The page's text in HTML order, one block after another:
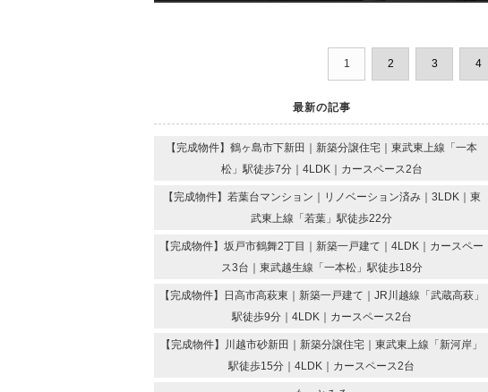
1 2 3 4
最新の記事
【完成物件】鶴ヶ島市下新田｜新築分譲住宅｜東武東上線「一本
松」駅徒歩7分｜4LDK｜カースペース2台
【完成物件】若葉台マンション｜リノベーション済み｜3LDK｜東
武東上線「若葉」駅徒歩22分
【完成物件】坂戸市鶴舞2丁目｜新築一戸建て｜4LDK｜カースペー
ス3台｜東武越生線「一本松」駅徒歩18分
【完成物件】日高市高萩東｜新築一戸建て｜JR川越線「武蔵高萩」
駅徒歩9分｜4LDK｜カースペース2台
【完成物件】川越市砂新田｜新築分譲住宅｜東武東上線「新河岸」
駅徒歩15分｜4LDK｜カースペース2台